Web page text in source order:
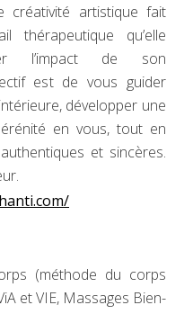
créativité artistique fait
thérapeutique qu’elle
l’impact de son
est de vous guider
développer une
en vous, tout en
et sincères.
(méthode du corps
et VIE, Massages Bien-